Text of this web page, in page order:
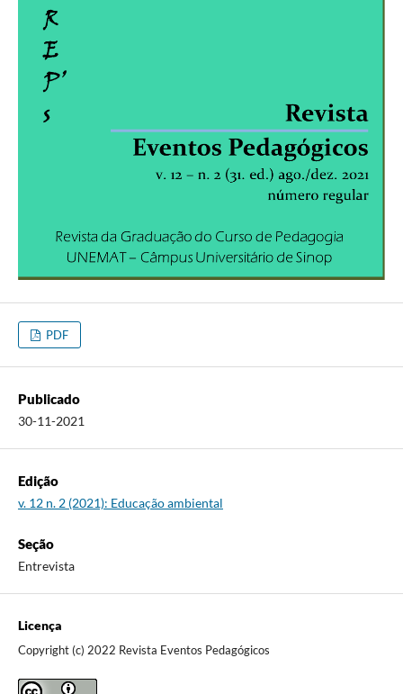
PDF
Publicado
30-11-2021
Edição
v. 12 n. 2 (2021): Educação ambiental
Seção
Entrevista
Licença
Copyright (c) 2022 Revista Eventos Pedagógicos